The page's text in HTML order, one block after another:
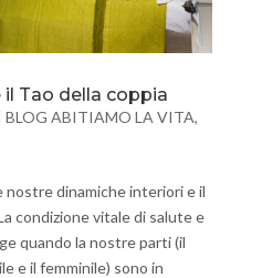
Tao della coppia
BLOG ABITIAMO LA VITA,
nostre dinamiche interiori e il
condizione vitale di salute e
quando la nostre parti (il
e il femminile) sono in